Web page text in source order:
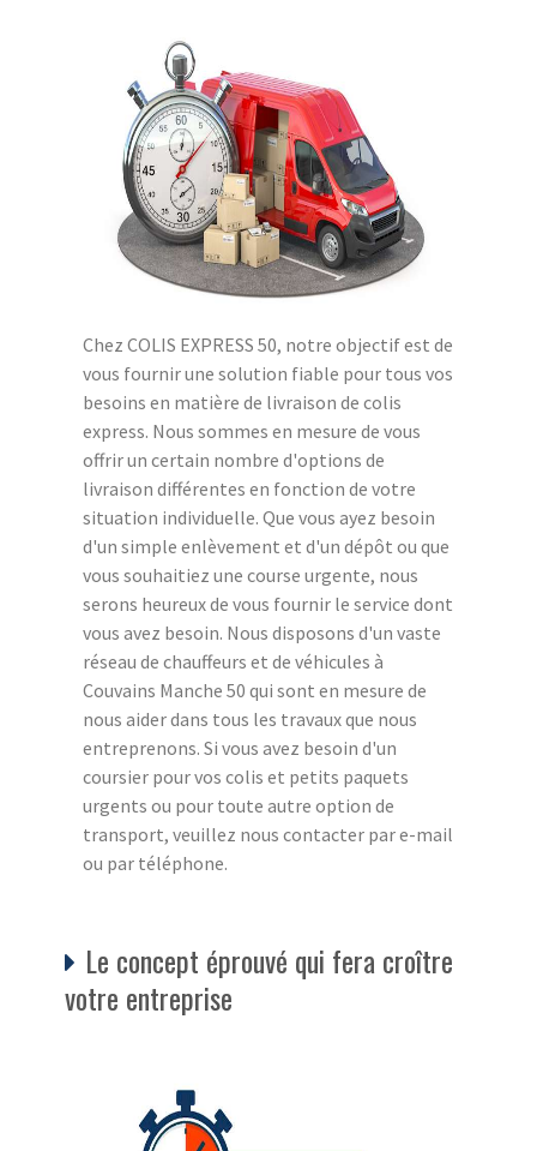
Chez COLIS EXPRESS 50, notre objectif est de
vous fournir une solution fiable pour tous vos
besoins en matière de livraison de colis
express. Nous sommes en mesure de vous
offrir un certain nombre d'options de
livraison différentes en fonction de votre
situation individuelle. Que vous ayez besoin
d'un simple enlèvement et d'un dépôt ou que
vous souhaitiez une course urgente, nous
serons heureux de vous fournir le service dont
vous avez besoin. Nous disposons d'un vaste
réseau de chauffeurs et de véhicules à
Couvains Manche 50 qui sont en mesure de
nous aider dans tous les travaux que nous
entreprenons. Si vous avez besoin d'un
coursier pour vos colis et petits paquets
urgents ou pour toute autre option de
transport, veuillez nous contacter par e-mail
ou par téléphone.
Le concept éprouvé qui fera croître
votre entreprise